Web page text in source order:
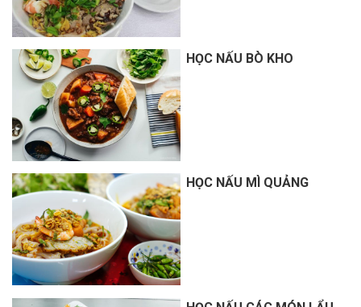
HỌC NẤU BÒ KHO
HỌC NẤU MÌ QUẢNG